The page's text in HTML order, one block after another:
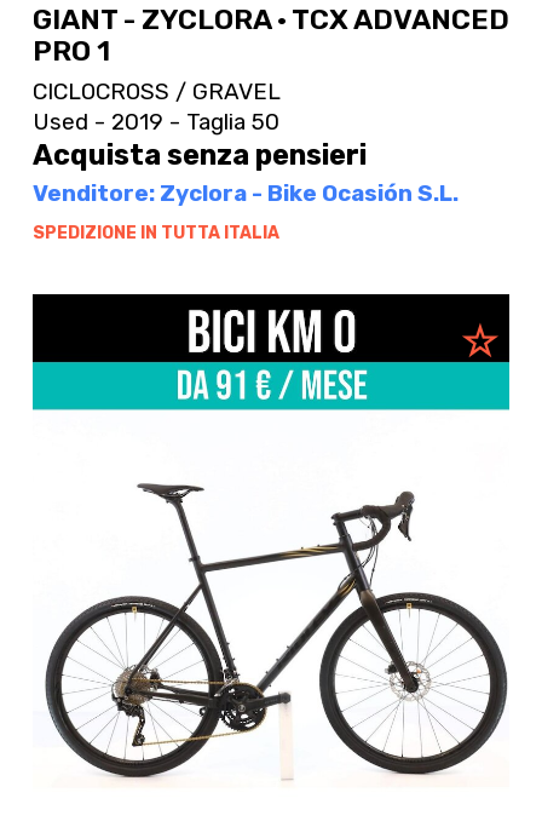
GIANT - ZYCLORA · TCX ADVANCED
PRO 1
CICLOCROSS / GRAVEL
Used - 2019 - Taglia 50
Acquista senza pensieri
Venditore: Zyclora - Bike Ocasión S.L.
SPEDIZIONE IN TUTTA ITALIA